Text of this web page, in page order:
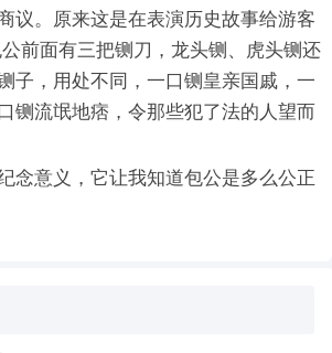
议。原来这是在表演历史故事给游客
前面有三把铡刀，龙头铡、虎头铡还
子，用处不同，一口铡皇亲国戚，一
铡流氓地痞，令那些犯了法的人望而
意义，它让我知道包公是多么公正